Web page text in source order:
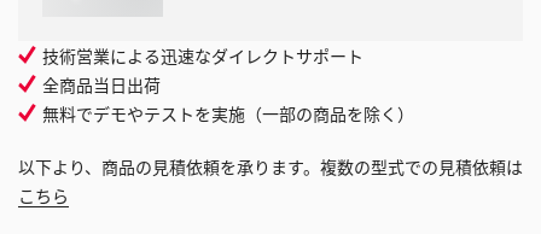
技術営業による迅速なダイレクトサポート
全商品当日出荷
無料でデモやテストを実施（一部の商品を除く）
以下より、商品の見積依頼を承ります。複数の型式での見積依頼は
こちら